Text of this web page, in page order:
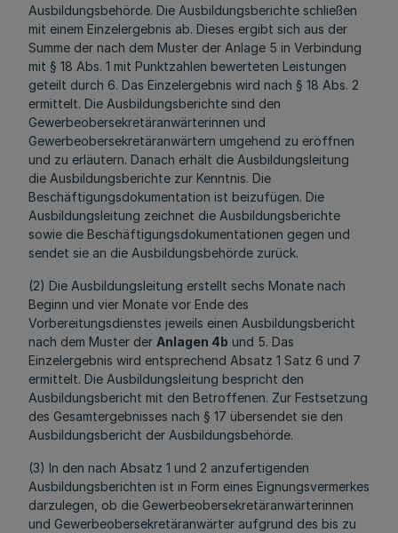
Ausbildungsbehörde. Die Ausbildungsberichte schließen
mit einem Einzelergebnis ab. Dieses ergibt sich aus der
Summe der nach dem Muster der Anlage 5 in Verbindung
mit § 18 Abs. 1 mit Punktzahlen bewerteten Leistungen
geteilt durch 6. Das Einzelergebnis wird nach § 18 Abs. 2
ermittelt. Die Ausbildungsberichte sind den
Gewerbeobersekretäranwärterinnen und
Gewerbeobersekretäranwärtern umgehend zu eröffnen
und zu erläutern. Danach erhält die Ausbildungsleitung
die Ausbildungsberichte zur Kenntnis. Die
Beschäftigungsdokumentation ist beizufügen. Die
Ausbildungsleitung zeichnet die Ausbildungsberichte
sowie die Beschäftigungsdokumentationen gegen und
sendet sie an die Ausbildungsbehörde zurück.
(2) Die Ausbildungsleitung erstellt sechs Monate nach
Beginn und vier Monate vor Ende des
Vorbereitungsdienstes jeweils einen Ausbildungsbericht
nach dem Muster der Anlagen 4b und 5. Das
Einzelergebnis wird entsprechend Absatz 1 Satz 6 und 7
ermittelt. Die Ausbildungsleitung bespricht den
Ausbildungsbericht mit den Betroffenen. Zur Festsetzung
des Gesamtergebnisses nach § 17 übersendet sie den
Ausbildungsbericht der Ausbildungsbehörde.
(3) In den nach Absatz 1 und 2 anzufertigenden
Ausbildungsberichten ist in Form eines Eignungsvermerkes
darzulegen, ob die Gewerbeobersekretäranwärterinnen
und Gewerbeobersekretäranwärter aufgrund des bis zu